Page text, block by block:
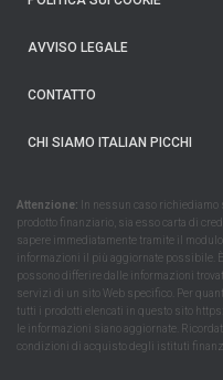
AVVISO LEGALE
CONTATTO
CHI SIAMO ITALIAN PICCHI
Attenzione: In nessun caso
prodotto finanziario, sia esso carta di
sapere immediatamente tramite il
informazioni il più aggiornate possibile.
possono differire dalle informazioni
servizi di un sito Web specifico. Per
tutti i prodotti elencati in questo sito
le informazioni siano aggiornate.
condizioni di acquisto degli istituti